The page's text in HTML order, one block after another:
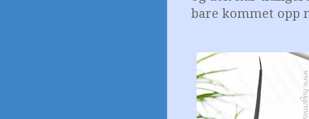
bare kommet opp